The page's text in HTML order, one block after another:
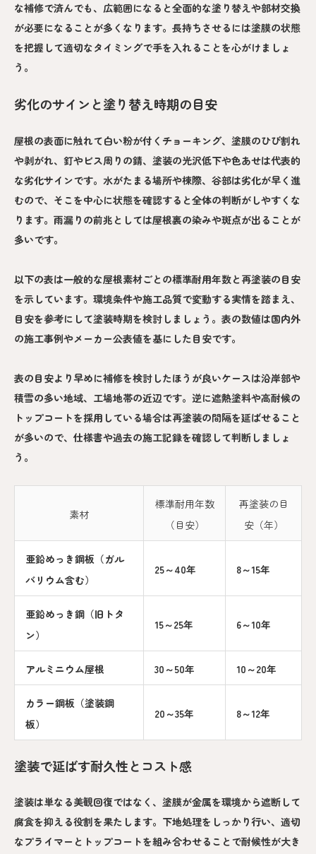
な補修で済んでも、広範囲になると全面的な塗り替えや部材交換
が必要になることが多くなります。長持ちさせるには塗膜の状態
を把握して適切なタイミングで手を入れることを心がけましょ
う。
劣化のサインと塗り替え時期の目安
屋根の表面に触れて白い粉が付くチョーキング、塗膜のひび割れ
や剥がれ、釘やビス周りの錆、塗装の光沢低下や色あせは代表的
な劣化サインです。水がたまる場所や棟際、谷部は劣化が早く進
むので、そこを中心に状態を確認すると全体の判断がしやすくな
ります。雨漏りの前兆としては屋根裏の染みや斑点が出ることが
多いです。
以下の表は一般的な屋根素材ごとの標準耐用年数と再塗装の目安
を示しています。環境条件や施工品質で変動する実情を踏まえ、
目安を参考にして塗装時期を検討しましょう。表の数値は国内外
の施工事例やメーカー公表値を基にした目安です。
表の目安より早めに補修を検討したほうが良いケースは沿岸部や
積雪の多い地域、工場地帯の近辺です。逆に遮熱塗料や高耐候の
トップコートを採用している場合は再塗装の間隔を延ばせること
が多いので、仕様書や過去の施工記録を確認して判断しましょ
う。
素材
標準耐用年数
（目安）
再塗装の目
安（年）
亜鉛めっき鋼板（ガル
バリウム含む）
25～40年 8～15年
亜鉛めっき鋼（旧トタ
ン）
15～25年 6～10年
アルミニウム屋根 30～50年 10～20年
カラー鋼板（塗装鋼
板）
20～35年 8～12年
塗装で延ばす耐久性とコスト感
塗装は単なる美観回復ではなく、塗膜が金属を環境から遮断して
腐食を抑える役割を果たします。下地処理をしっかり行い、適切
なプライマーとトップコートを組み合わせることで耐候性が大き